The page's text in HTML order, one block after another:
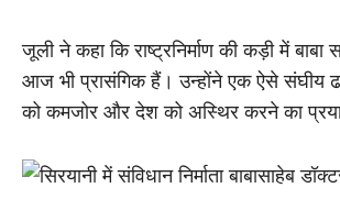
जूली ने कहा कि राष्ट्रनिर्माण की कड़ी में
आज भी प्रासंगिक हैं। उन्होंने एक ऐसे संघीय
को कमजोर और देश को अस्थिर करने का